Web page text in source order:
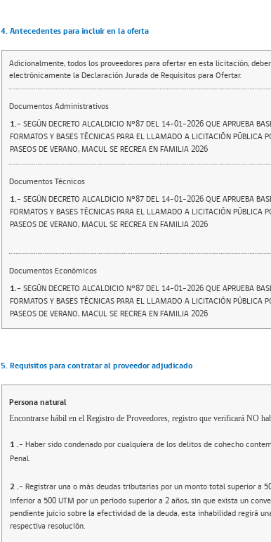
4. Antecedentes para incluir en la oferta
Adicionalmente, todos los proveedores para ofertar en esta licitación,
electrónicamente la Declaración Jurada de Requisitos para Ofertar.
Documentos Administrativos
1.- SEGÚN DECRETO ALCALDICIO N°87 DEL 14-01-2026 QUE APRUEBA
FORMATOS Y BASES TÉCNICAS PARA EL LLAMADO A LICITACIÓN PÚBLICA
PASEOS DE VERANO, MACUL SE RECREA EN FAMILIA 2026
Documentos Técnicos
1.- SEGÚN DECRETO ALCALDICIO N°87 DEL 14-01-2026 QUE APRUEBA
FORMATOS Y BASES TÉCNICAS PARA EL LLAMADO A LICITACIÓN PÚBLICA
PASEOS DE VERANO, MACUL SE RECREA EN FAMILIA 2026
Documentos Económicos
1.- SEGÚN DECRETO ALCALDICIO N°87 DEL 14-01-2026 QUE APRUEBA
FORMATOS Y BASES TÉCNICAS PARA EL LLAMADO A LICITACIÓN PÚBLICA
PASEOS DE VERANO, MACUL SE RECREA EN FAMILIA 2026
5. Requisitos para contratar al proveedor adjudicado
Persona natural
Encontrarse hábil en el Registro de Proveedores, registro que verificará NO
1.- Haber sido condenado por cualquiera de los delitos de cohecho
Penal.
2.- Registrar una o más deudas tributarias por un monto total superior a
inferior a 500 UTM por un período superior a 2 años, sin que exista un
pendiente juicio sobre la efectividad de la deuda, esta inhabilidad regirá
respectiva resolución.